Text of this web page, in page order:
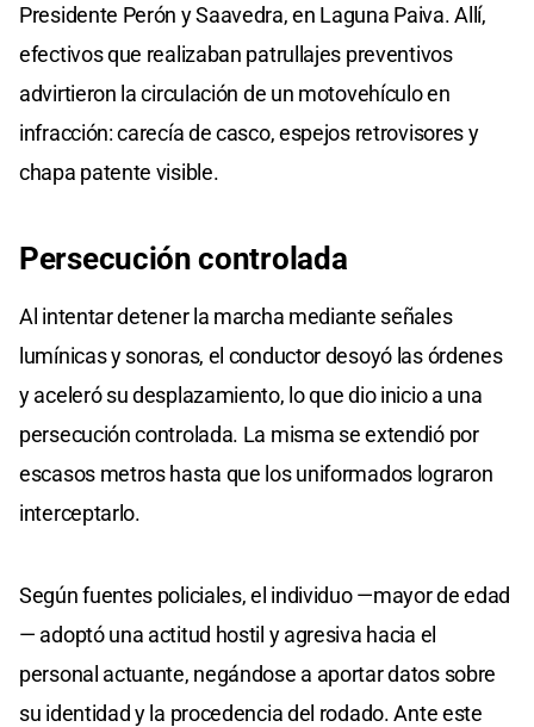
Presidente Perón y Saavedra, en Laguna Paiva. Allí,
efectivos que realizaban patrullajes preventivos
advirtieron la circulación de un motovehículo en
infracción: carecía de casco, espejos retrovisores y
chapa patente visible.
Persecución controlada
Al intentar detener la marcha mediante señales
lumínicas y sonoras, el conductor desoyó las órdenes
y aceleró su desplazamiento, lo que dio inicio a una
persecución controlada. La misma se extendió por
escasos metros hasta que los uniformados lograron
interceptarlo.
Según fuentes policiales, el individuo —mayor de edad
— adoptó una actitud hostil y agresiva hacia el
personal actuante, negándose a aportar datos sobre
su identidad y la procedencia del rodado. Ante este